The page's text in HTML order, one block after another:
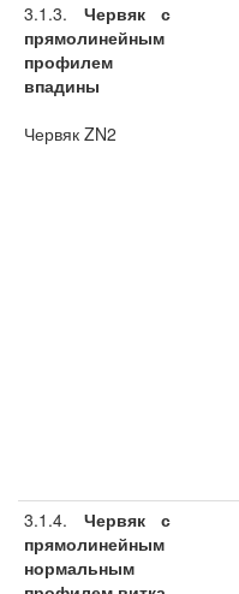
3.1.3. Червяк с
прямолинейным
профилем
впадины
Червяк ZN2
3.1.4. Червяк с
прямолинейным
нормальным